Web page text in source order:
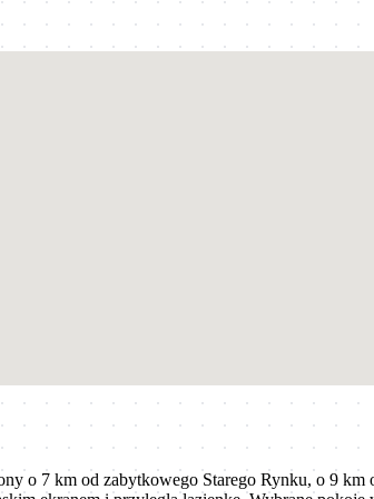
o 7 km od zabytkowego Starego Rynku, o 9